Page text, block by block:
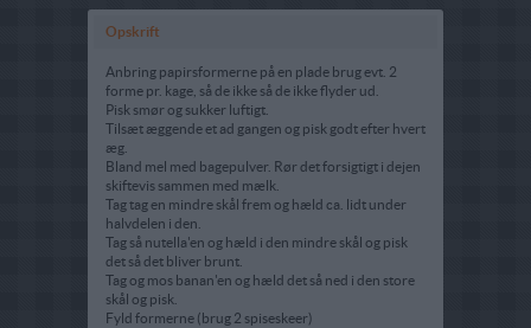
Opskrift
Anbring papirsformerne på en plade brug evt. 2
forme pr. kage, så de ikke så de ikke flyder ud.
Pisk smør og sukker luftigt.
Tilsæt æggende et ad gangen og pisk godt efter hvert
æg.
Bland mel med bagepulver. Rør det forsigtigt i dejen
skiftevis sammen med mælk.
Tag tag en mindre skål frem og hæld ca. lidt under
halvdelen i den.
Tag så nutella'en og hæld i den mindre skål og pisk
det så det bliver brunt.
Tag og mos banan'en og hæld det så ned i den store
skål og pisk.
Fyld formerne (brug 2 spiseskeer)